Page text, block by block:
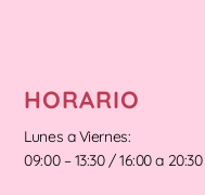
HORARIO
Lunes a Viernes:
09:00 – 13:30 / 16:00 a 20:30